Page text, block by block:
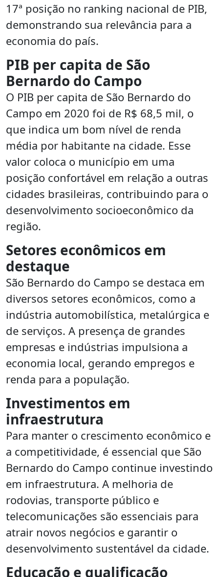
17ª posição no ranking nacional de PIB,
demonstrando sua relevância para a
economia do país.
PIB per capita de São
Bernardo do Campo
O PIB per capita de São Bernardo do
Campo em 2020 foi de R$ 68,5 mil, o
que indica um bom nível de renda
média por habitante na cidade. Esse
valor coloca o município em uma
posição confortável em relação a outras
cidades brasileiras, contribuindo para o
desenvolvimento socioeconômico da
região.
Setores econômicos em
destaque
São Bernardo do Campo se destaca em
diversos setores econômicos, como a
indústria automobilística, metalúrgica e
de serviços. A presença de grandes
empresas e indústrias impulsiona a
economia local, gerando empregos e
renda para a população.
Investimentos em
infraestrutura
Para manter o crescimento econômico e
a competitividade, é essencial que São
Bernardo do Campo continue investindo
em infraestrutura. A melhoria de
rodovias, transporte público e
telecomunicações são essenciais para
atrair novos negócios e garantir o
desenvolvimento sustentável da cidade.
Educação e qualificação